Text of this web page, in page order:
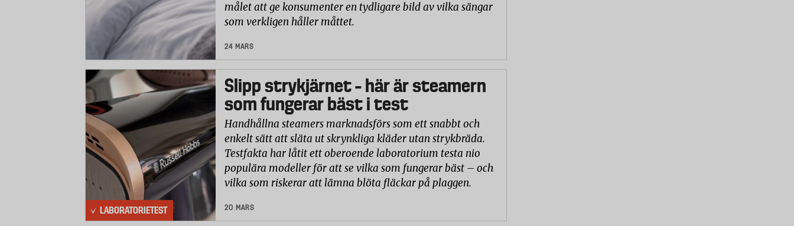
målet att ge konsumenter en tydligare bild av vilka sängar
som verkligen håller måttet.
24 MARS
LABORATORIETEST
Slipp strykjärnet – här är steamern
som fungerar bäst i test
Handhållna steamers marknadsförs som ett snabbt och
enkelt sätt att släta ut skrynkliga kläder utan strykbräda.
Testfakta har låtit ett oberoende laboratorium testa nio
populära modeller för att se vilka som fungerar bäst – och
vilka som riskerar att lämna blöta fläckar på plaggen.
20 MARS